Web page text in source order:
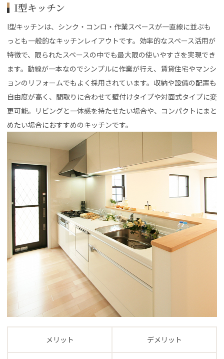
I型キッチン
I型キッチンは、シンク・コンロ・作業スペースが一直線に並ぶも
っとも一般的なキッチンレイアウトです。効率的なスペース活用が
特徴で、限られたスペースの中でも最大限の使いやすさを実現でき
ます。動線が一本なのでシンプルに作業が行え、賃貸住宅やマンシ
ョンのリフォームでもよく採用されています。収納や設備の配置も
自由度が高く、間取りに合わせて壁付けタイプや対面式タイプに変
更可能。リビングと一体感を持たせたい場合や、コンパクトにまと
めたい場合におすすめのキッチンです。
メリット デメリット